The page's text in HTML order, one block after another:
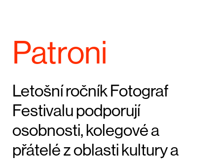
Patroni
Letošní ročník Fotograf
Festivalu podporují
osobnosti, kolegové a
přátelé z oblasti kultury a